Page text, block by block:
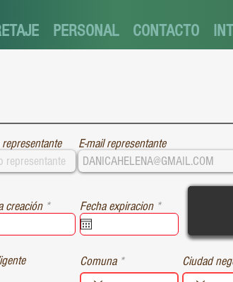
PERSONAL CONTACTO
E-mail representante
creación *r
e
Fecha expiracion *r
e
r
Comuna Ciudad